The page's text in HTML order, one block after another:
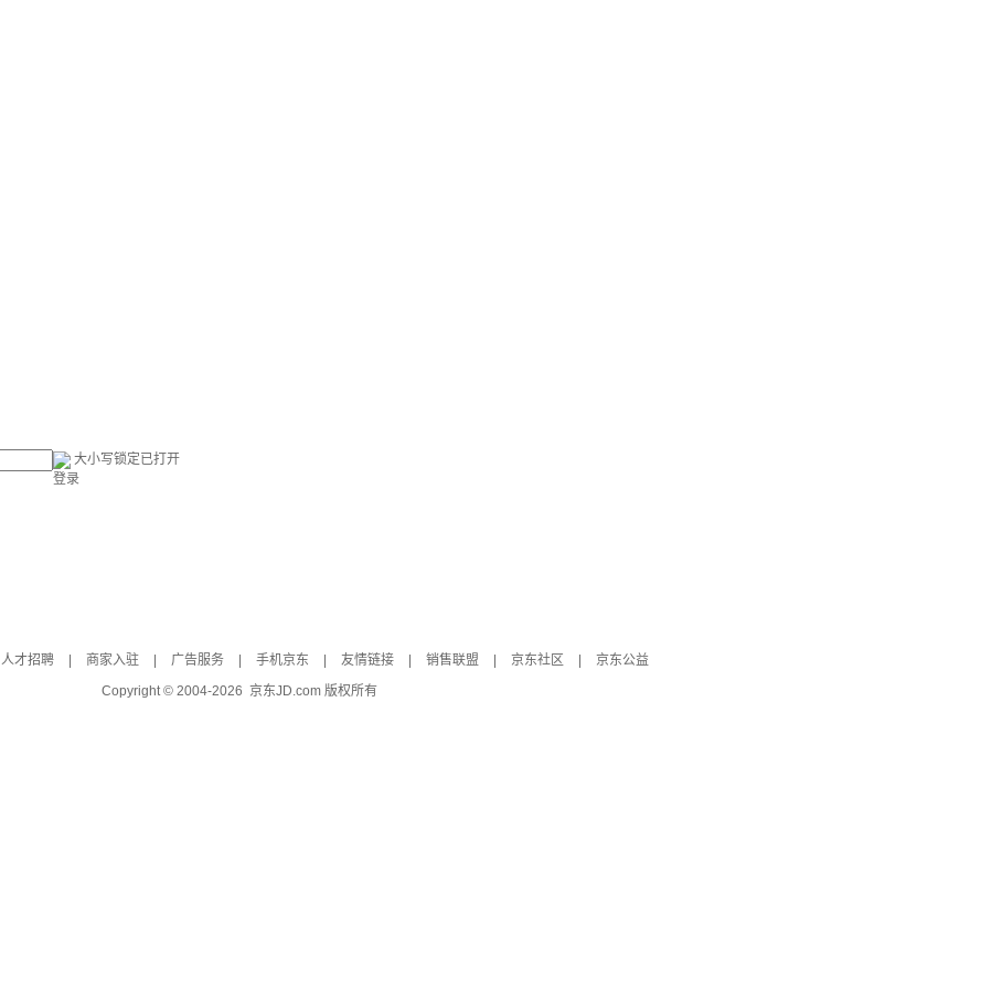
大小写锁定已打开
登录
人才招聘 商家入驻 广告服务 手机京东 友情链接 销售联盟 京东社区
京东公益
Copyright © 2004-2026 京东JD.com 版权所有